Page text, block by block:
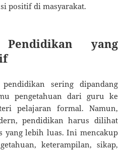
positif di masyarakat.
Pendidikan yang
sering dipandang
pengetahuan dari guru ke
pelajaran formal. Namun,
pendidikan harus dilihat
yang lebih luas. Ini mencakup
keterampilan, sikap,